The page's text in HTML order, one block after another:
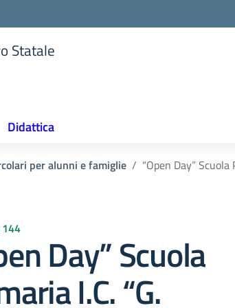
Statale
Didattica
per alunni e famiglie “Open Day”
144
Day” Scuola
I.C. “G.